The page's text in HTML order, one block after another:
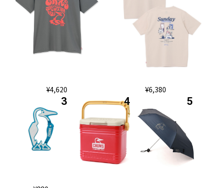
¥4,620 ¥6,380